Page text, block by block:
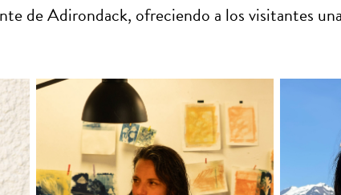
de Adirondack, ofreciendo a los visitantes